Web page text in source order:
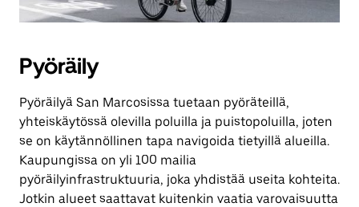
Pyöräily
Pyöräilyä San Marcosissa tuetaan pyöräteillä,
yhteiskäytössä olevilla poluilla ja puistopoluilla, joten
se on käytännöllinen tapa navigoida tietyillä alueilla.
Kaupungissa on yli 100 mailia
pyöräilyinfrastruktuuria, joka yhdistää useita kohteita.
Jotkin alueet saattavat kuitenkin vaatia varovaisuutta